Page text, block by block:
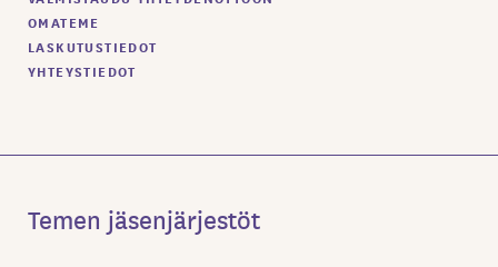
OMATEME
LASKUTUSTIEDOT
YHTEYSTIEDOT
Temen jäsenjärjestöt